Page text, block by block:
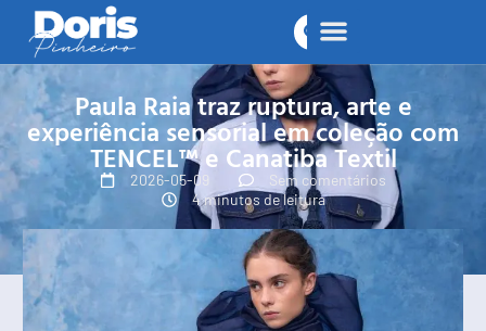
Paula Raia traz ruptura, arte e
experiência sensorial em coleção com
TENCEL™ e Canatiba Textil
2026-05-09
Sem comentários
4 minutos de leitura